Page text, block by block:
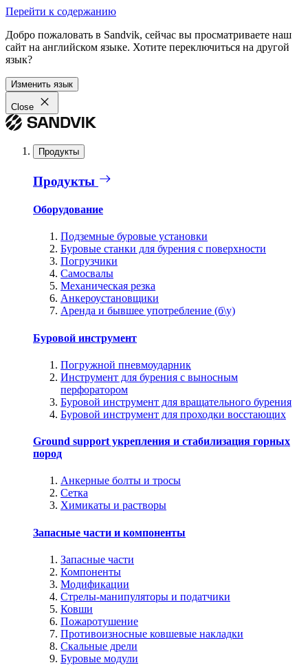
Перейти к содержанию
Добро пожаловать в Sandvik, сейчас вы просматриваете наш
сайт на английском языке. Хотите переключиться на другой
язык?
Изменить язык
Close
Продукты
Продукты
Оборудование
Подземные буровые установки
Буровые станки для бурения с поверхности
Погрузчики
Самосвалы
Механическая резка
Анкероустановщики
Аренда и бывшее употребление (б\у)
Буровой инструмент
Погружной пневмоударник
Инструмент для бурения с выносным
перфоратором
Буровой инструмент для вращательного бурения
Буровой инструмент для проходки восстающих
Ground support укрепления и стабилизация горных
пород
Анкерные болты и тросы
Сетка
Химикаты и растворы
Запасные части и компоненты
Запасные части
Компоненты
Модификации
Стрелы-манипуляторы и податчики
Ковши
Пожаротушение
Противоизносные ковшевые накладки
Скальные дрели
Буровые модули